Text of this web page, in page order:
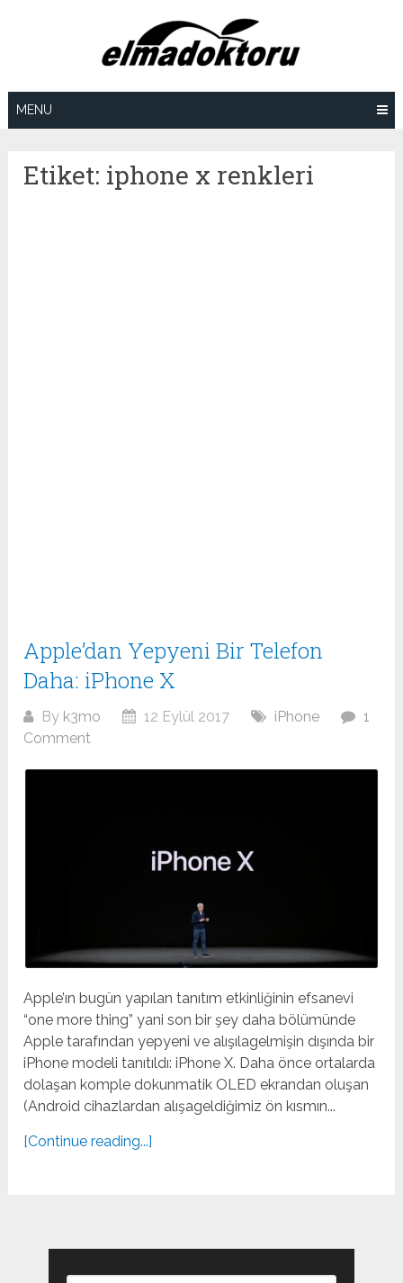
MENU
Etiket: iphone x renkleri
Apple’dan Yepyeni Bir Telefon
Daha: iPhone X
By k3mo 12 Eylül 2017 iPhone
1
Comment
Apple’ın bugün yapılan tanıtım etkinliğinin efsanevi
“one more thing” yani son bir şey daha bölümünde
Apple tarafından yepyeni ve alışılagelmişin dışında bir
iPhone modeli tanıtıldı: iPhone X. Daha önce ortalarda
dolaşan komple dokunmatik OLED ekrandan oluşan
(Android cihazlardan alışageldiğimiz ön kısmın...
[Continue reading...]